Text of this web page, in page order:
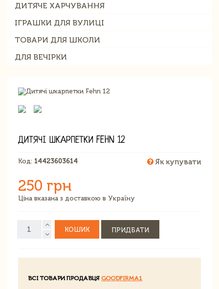
ДИТЯЧЕ ХАРЧУВАННЯ
ІГРАШКИ ДЛЯ ВУЛИЦІ
ТОВАРИ ДЛЯ ШКОЛИ
ДЛЯ ВЕЧІРКИ
ДИТЯЧІ ШКАРПЕТКИ FEHN 12
Код: 14423603614 Як купувати
250 грн
Ціна вказана з доставкою в Україну
КОШИК ПРИДБАТИ
ВСІ ТОВАРИ ПРОДАВЦЯ GOODFIRMA1